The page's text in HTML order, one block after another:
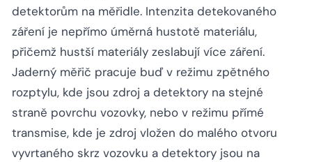
detektorům na měřidle. Intenzita detekovaného
záření je nepřímo úměrná hustotě materiálu,
přičemž hustší materiály zeslabují více záření.
Jaderný měřič pracuje buď v režimu zpětného
rozptylu, kde jsou zdroj a detektory na stejné
straně povrchu vozovky, nebo v režimu přímé
transmise, kde je zdroj vložen do malého otvoru
vyvrtaného skrz vozovku a detektory jsou na